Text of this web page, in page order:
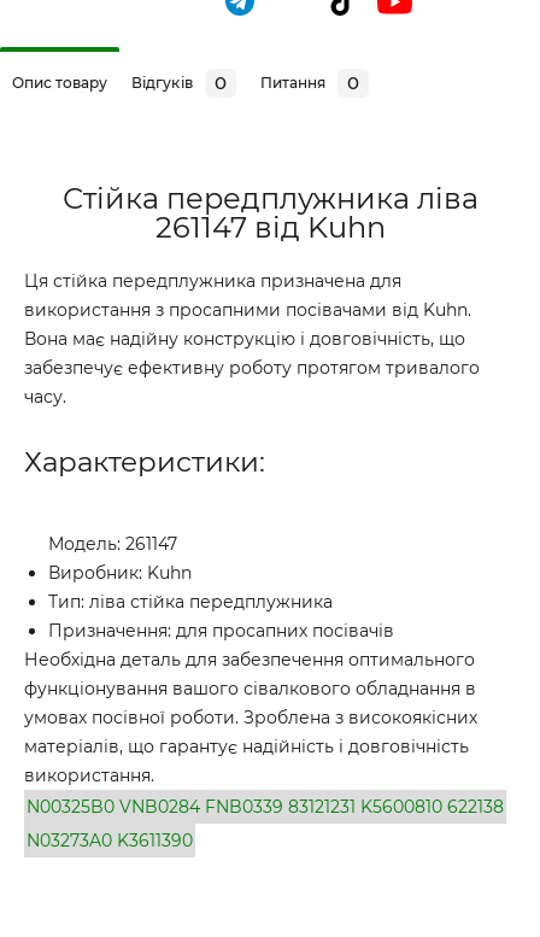
Опис товару Відгуків 0 Питання 0
Стійка передплужника ліва
261147 від Kuhn
Ця стійка передплужника призначена для
використання з просапними посівачами від Kuhn.
Вона має надійну конструкцію і довговічність, що
забезпечує ефективну роботу протягом тривалого
часу.
Характеристики:
Модель: 261147
Виробник: Kuhn
Тип: ліва стійка передплужника
Призначення: для просапних посівачів
Необхідна деталь для забезпечення оптимального
функціонування вашого сівалкового обладнання в
умовах посівної роботи. Зроблена з високоякісних
матеріалів, що гарантує надійність і довговічність
використання.
N00325B0 VNB0284 FNB0339 83121231 K5600810 622138
N03273A0 K3611390